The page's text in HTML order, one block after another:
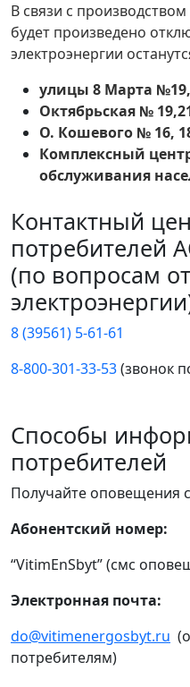
В связи с
будет произведено
электроэнергии
улицы 8 Марта №19,
Октябрьская №
О. Кошевого № 16,
Комплексный
обслуживания
Контактный
потребителей
(по вопросам
8 (39561) 5-61-61
8-800-301-33-53(звонок
Способы
потребителей
Получайте оповещения
Абонентский номер:
“VitimEnSbyt” (смс
Электронная почта:
do@vitimenergosbyt.ru
потребителям)